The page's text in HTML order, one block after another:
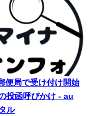
便局で受け付け開始
投函呼びかけ - au
ル